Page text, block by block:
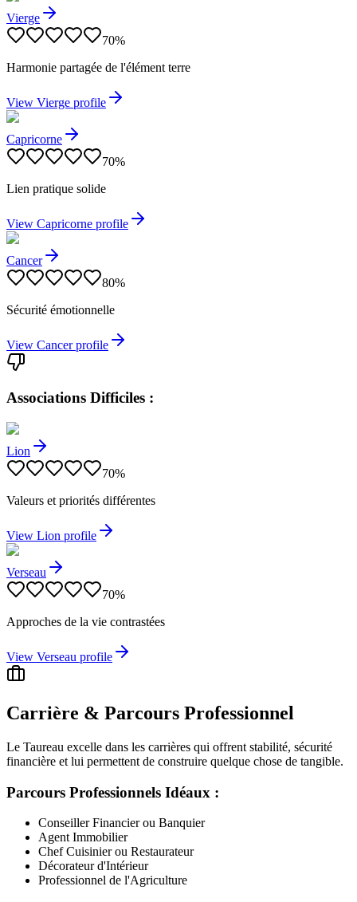
Vierge
70%
Harmonie partagée de l'élément terre
View Vierge profile
Capricorne
70%
Lien pratique solide
View Capricorne profile
Cancer
80%
Sécurité émotionnelle
View Cancerprofile
Associations Difficiles :
Lion
70%
Valeurs et priorités différentes
View Lion profile
Verseau
70%
Approches de la vie contrastées
View Verseau profile
Carrière & Parcours Professionnel
Le Taureau excelle dans les carrières qui offrent stabilité, sécurité
financière et lui permettent de construire quelque chose de tangible.
Parcours Professionnels Idéaux :
Conseiller Financier ou Banquier
Agent Immobilier
Chef Cuisinier ou Restaurateur
Décorateur d'Intérieur
Professionnel de l'Agriculture